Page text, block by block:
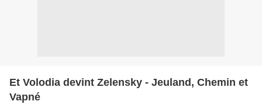
Et Volodia devint Zelensky - Jeuland, Chemin et
Vapné